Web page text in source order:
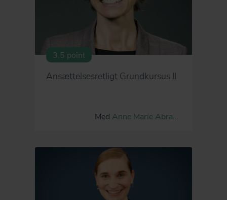
3.5 point
Ansættelsesretligt Grundkursus II
Med Anne Marie Abrahamson